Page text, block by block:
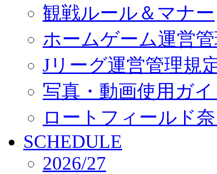
観戦ルール＆マナー
ホームゲーム運営
Jリーグ運営管理規
写真・動画使用ガ
ロートフィールド
SCHEDULE
2026/27